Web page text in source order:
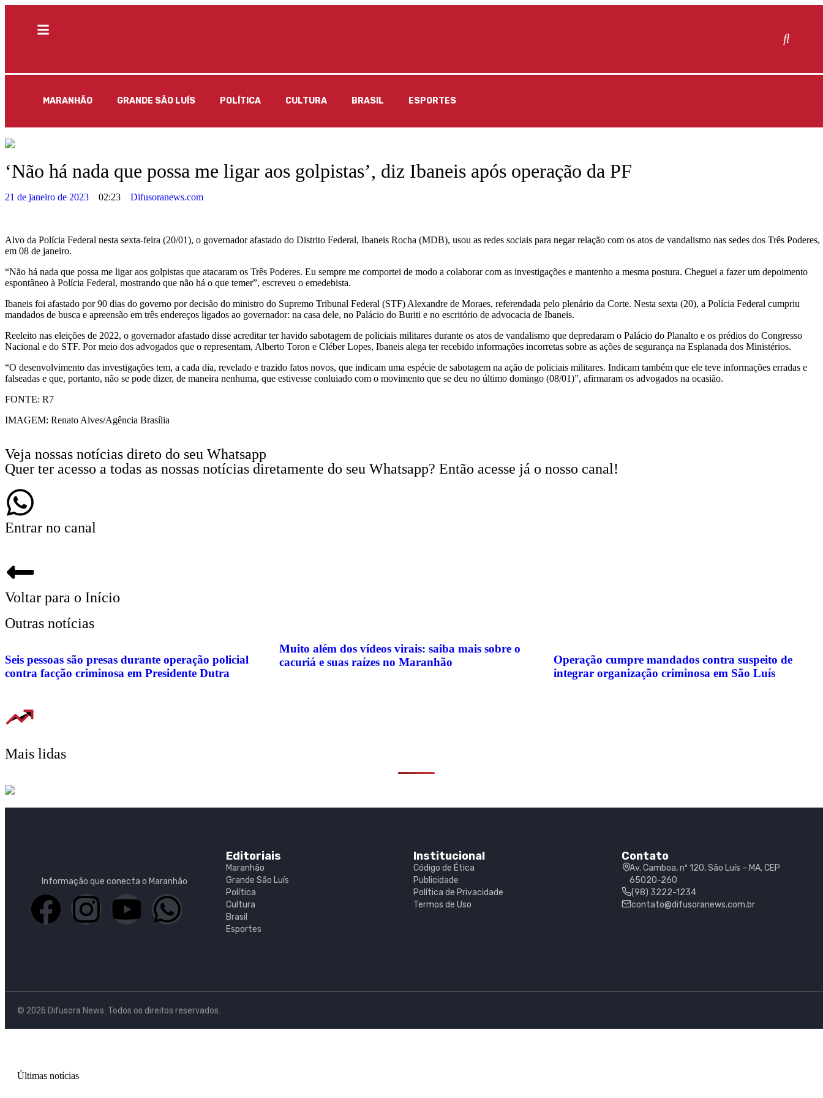
MARANHÃO GRANDE SÃO LUÍS POLÍTICA CULTURA BRASIL ESPORTES
‘Não há nada que possa me ligar aos golpistas’, diz Ibaneis após operação da PF
21 de janeiro de 2023 02:23 Difusoranews.com
Alvo da Polícia Federal nesta sexta-feira (20/01), o governador afastado do Distrito Federal, Ibaneis Rocha (MDB), usou as redes sociais para negar relação com os atos de vandalismo nas sedes dos Três Poderes,
em 08 de janeiro.
“Não há nada que possa me ligar aos golpistas que atacaram os Três Poderes. Eu sempre me comportei de modo a colaborar com as investigações e mantenho a mesma postura. Cheguei a fazer um depoimento
espontâneo à Polícia Federal, mostrando que não há o que temer”, escreveu o emedebista.
Ibaneis foi afastado por 90 dias do governo por decisão do ministro do Supremo Tribunal Federal (STF) Alexandre de Moraes, referendada pelo plenário da Corte. Nesta sexta (20), a Polícia Federal cumpriu
mandados de busca e apreensão em três endereços ligados ao governador: na casa dele, no Palácio do Buriti e no escritório de advocacia de Ibaneis.
Reeleito nas eleições de 2022, o governador afastado disse acreditar ter havido sabotagem de policiais militares durante os atos de vandalismo que depredaram o Palácio do Planalto e os prédios do Congresso
Nacional e do STF. Por meio dos advogados que o representam, Alberto Toron e Cléber Lopes, Ibaneis alega ter recebido informações incorretas sobre as ações de segurança na Esplanada dos Ministérios.
“O desenvolvimento das investigações tem, a cada dia, revelado e trazido fatos novos, que indicam uma espécie de sabotagem na ação de policiais militares. Indicam também que ele teve informações erradas e
falseadas e que, portanto, não se pode dizer, de maneira nenhuma, que estivesse conluiado com o movimento que se deu no último domingo (08/01)”, afirmaram os advogados na ocasião.
FONTE: R7
IMAGEM: Renato Alves/Agência Brasília
Veja nossas notícias direto do seu Whatsapp
Quer ter acesso a todas as nossas notícias diretamente do seu Whatsapp? Então acesse já o nosso canal!
Entrar no canal
Voltar para o Início
Outras notícias
Seis pessoas são presas durante operação policial
contra facção criminosa em Presidente Dutra
Muito além dos vídeos virais: saiba mais sobre o
cacuriá e suas raízes no Maranhão
Operação cumpre mandados contra suspeito de
integrar organização criminosa em São Luís
Mais lidas
Informação que conecta o Maranhão
Editoriais
Maranhão
Grande São Luís
Política
Cultura
Brasil
Esportes
Institucional
Código de Ética
Publicidade
Política de Privacidade
Termos de Uso
Contato
Av. Camboa, nº 120, São Luís – MA, CEP
65020-260
(98) 3222-1234
contato@difusoranews.com.br
© 2026 Difusora News. Todos os direitos reservados.
Últimas notícias